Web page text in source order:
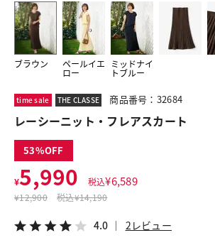
ブラウン ペールイエ
ロー
ミッドナイ
トブルー
1
time sale THE CLASSE 商品番号：32684
レーシーニット・フレアスカート
53
¥5,990 税込¥6,589
¥12,900 税込¥14,190
4.0 2レビュー
この商品をシェアする
レーシーニット・フレアスカート